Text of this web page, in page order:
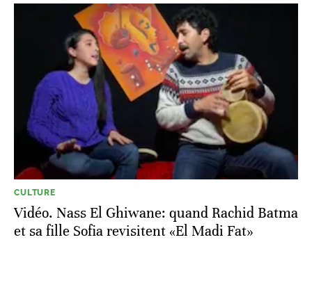
CULTURE
Vidéo. Nass El Ghiwane: quand Rachid Batma
et sa fille Sofia revisitent «El Madi Fat»